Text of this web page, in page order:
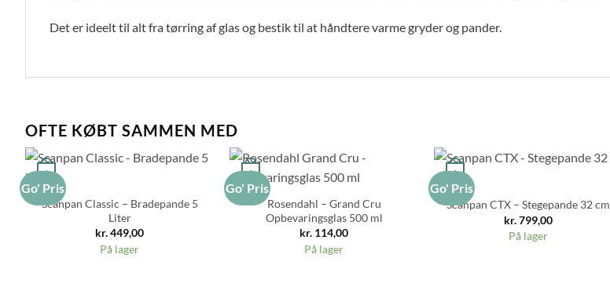
Det er ideelt til alt fra tørring af glas og bestik til at håndtere varme gryder og pander.
OFTE KØBT SAMMEN MED
Go' Pris
+
Scanpan Classic – Bradepande 5
Liter
kr.449,00
På lager
Go' Pris
+
Rosendahl – Grand Cru
Opbevaringsglas 500 ml
kr. 114,00
På lager
Go' Pris
+
Scanpan CTX – Stegepande 32 cm
kr.799,00
På lager